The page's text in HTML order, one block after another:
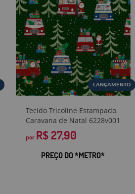
LANÇAMENTO
Tecido Tricoline Estampado
Caravana de Natal 6228v001
por R$ 27,90
PREÇO DO*METRO*